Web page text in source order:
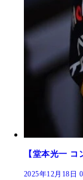
【堂本光一
2025年12月18日